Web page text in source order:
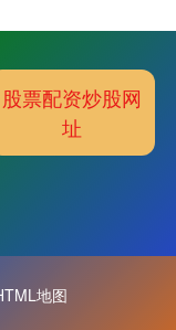
股票配资炒股网
址
地图